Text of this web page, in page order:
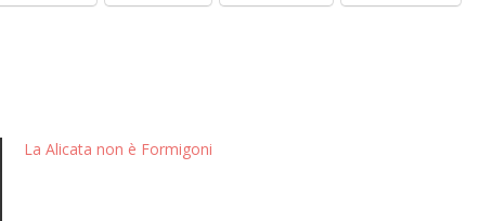
La Alicata non è Formigoni